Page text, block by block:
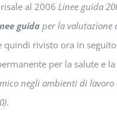
al 2006 Linee guida
guida per la valutazione
quindi rivisto ora in
per la salute e
negli ambienti di lavoro
.